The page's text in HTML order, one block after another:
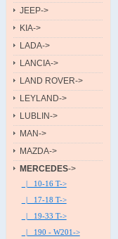
JEEP->
KIA->
LADA->
LANCIA->
LAND ROVER->
LEYLAND->
LUBLIN->
MAN->
MAZDA->
MERCEDES->
|_ 10-16 T->
|_ 17-18 T->
|_ 19-33 T->
|_ 190 - W201->